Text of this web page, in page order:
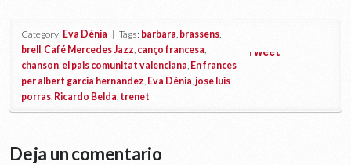
Category: Eva Dénia | Tags: barbara brassens
brell
Café Mercedes Jazz canço francesa
chanson el pais comunitat valenciana En frances
per albert garcia hernandez Eva Dénia ,jose luis
porras Ricardo Belda trenet
Tweet
Deja un comentario